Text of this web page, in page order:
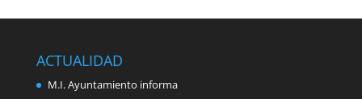
ACTUALIDAD
M.I. Ayuntamiento informa